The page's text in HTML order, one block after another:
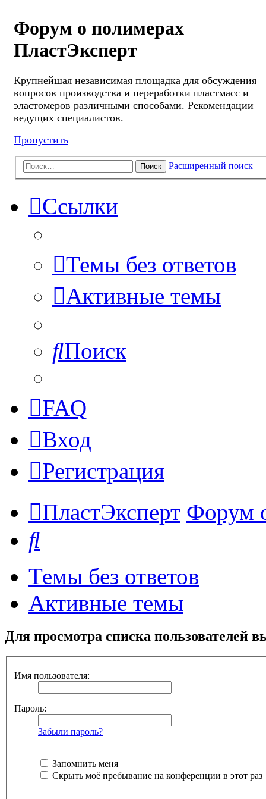
Форум о полимерах
ПластЭксперт
Крупнейшая независимая площадка для обсуждения
вопросов производства и переработки пластмасс и
эластомеров различными способами. Рекомендации
ведущих специалистов.
Пропустить
Поиск Расширенный поиск
Ссылки
Темы без ответов
Активные темы
Поиск
FAQ
Вход
Регистрация
ПластЭксперт Форум
Темы без ответов
Активные темы
Для просмотра списка пользователей
Имя пользователя:
Пароль:
Забыли пароль?
Запомнить меня
Скрыть моё пребывание на конференции в этот раз